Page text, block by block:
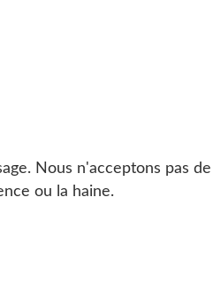
Nous n'acceptons pas de
ou la haine.